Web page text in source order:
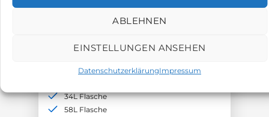
ABLEHNEN
EINSTELLUNGEN ANSEHEN
DatenschutzerklärungImpressum
20ppm in Luft
34L Flasche
58L Flasche